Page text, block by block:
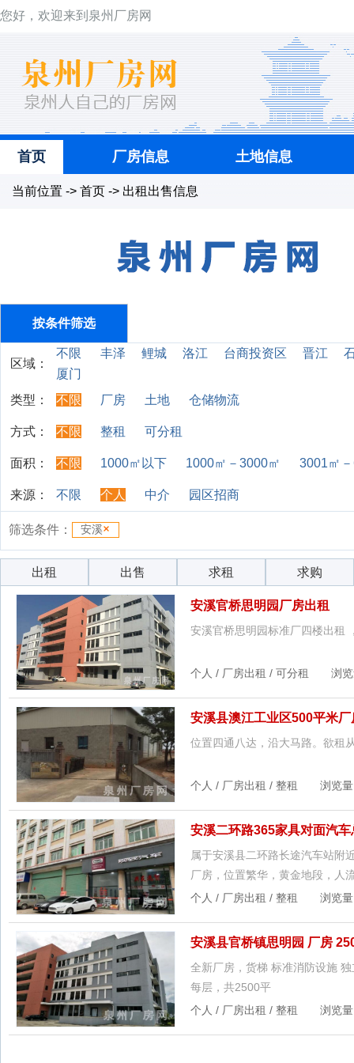
您好，欢迎来到泉州厂房网
首页 厂房信息 土地信息
当前位置 -> 首页 -> 出租出售信息
按条件筛选
区域：
不限 丰泽 鲤城 洛江 台商投资区 晋江
厦门
类型：
不限 厂房 土地 仓储物流
方式： 不限 整租 可分租
面积： 不限 1000㎡以下 1000㎡－3000㎡ 3001㎡
来源： 不限 个人 中介 园区招商
筛选条件： 安溪
出租 出售 求租 求购
安溪官桥思明园厂房出租
安溪官桥思明园标准厂四楼出租
个人 / 厂房出租 / 可分租 浏
安溪县澳江工业区500平米厂
位置四通八达，沿大马路。欲租
个人 / 厂房出租 / 整租 浏览
安溪二环路365家具对面汽
属于安溪县二环路长途汽车站附
厂房，位置繁华，黄金地段，人
个人 / 厂房出租 / 整租 浏览
安溪县官桥镇思明园 厂房
全新厂房，货梯 标准消防设施
每层，共2500平
个人 / 厂房出租 / 整租 浏览